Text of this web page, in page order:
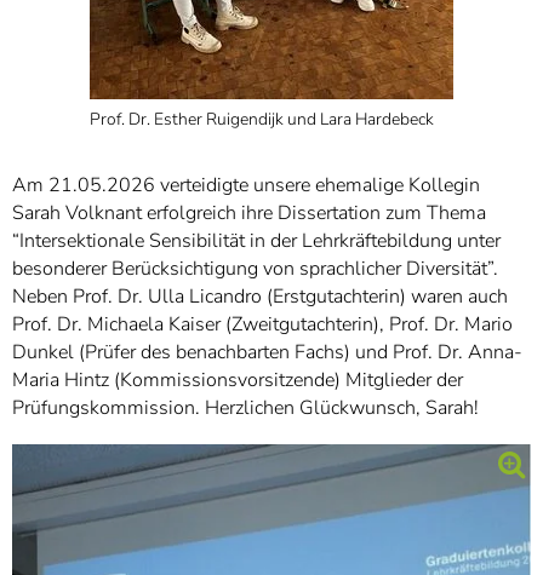
Prof. Dr. Esther Ruigendijk und Lara Hardebeck
Am 21.05.2026 verteidigte unsere ehemalige Kollegin
Sarah Volknant erfolgreich ihre Dissertation zum Thema
“Intersektionale Sensibilität in der Lehrkräftebildung unter
besonderer Berücksichtigung von sprachlicher Diversität”.
Neben Prof. Dr. Ulla Licandro (Erstgutachterin) waren auch
Prof. Dr. Michaela Kaiser (Zweitgutachterin), Prof. Dr. Mario
Dunkel (Prüfer des benachbarten Fachs) und Prof. Dr. Anna-
Maria Hintz (Kommissionsvorsitzende) Mitglieder der
Prüfungskommission. Herzlichen Glückwunsch, Sarah!